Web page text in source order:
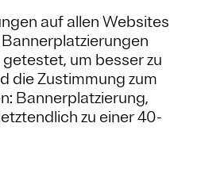
auf allen Websites
um besser zu
die Zustimmung zum
Bannerplatzierung,
zu einer 40-